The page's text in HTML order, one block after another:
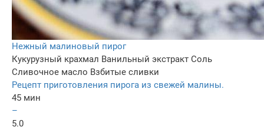
Нежный малиновый пирог
Кукурузный крахмал Ванильный экстракт Соль
Сливочное масло Взбитые сливки
Рецепт приготовления пирога из свежей малины.
45 мин
–
5.0